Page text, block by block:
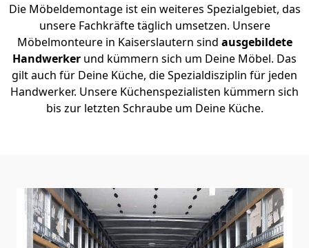
Die Möbeldemontage ist ein weiteres Spezialgebiet, das
unsere Fachkräfte täglich umsetzen. Unsere
Möbelmonteure in Kaiserslautern sind ausgebildete
Handwerker und kümmern sich um Deine Möbel. Das
gilt auch für Deine Küche, die Spezialdisziplin für jeden
Handwerker. Unsere Küchenspezialisten kümmern sich
bis zur letzten Schraube um Deine Küche.